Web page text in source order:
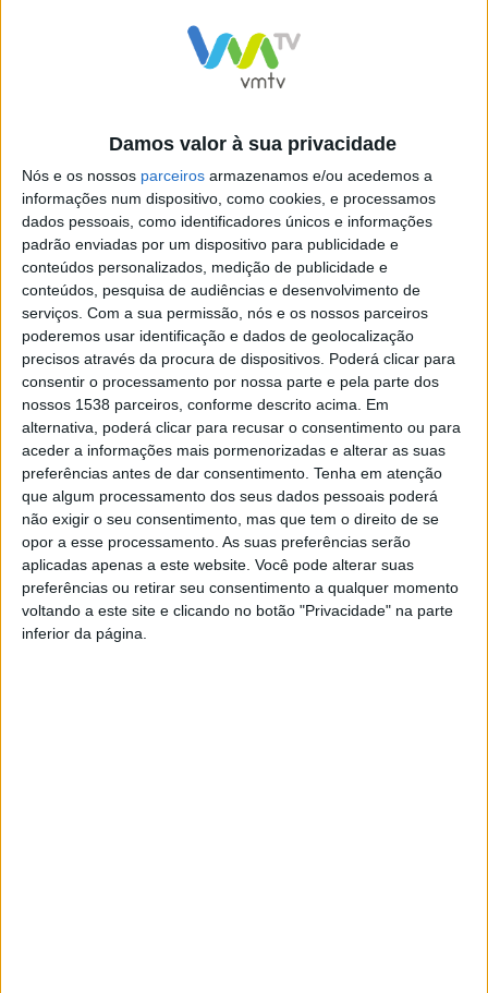
Damos valor à sua privacidade
Nós e os nossos parceiros armazenamos e/ou acedemos a
informações num dispositivo, como cookies, e processamos
dados pessoais, como identificadores únicos e informações
padrão enviadas por um dispositivo para publicidade e
conteúdos personalizados, medição de publicidade e
conteúdos, pesquisa de audiências e desenvolvimento de
serviços. Com a sua permissão, nós e os nossos parceiros
poderemos usar identificação e dados de geolocalização
precisos através da procura de dispositivos. Poderá clicar para
consentir o processamento por nossa parte e pela parte dos
nossos 1538 parceiros, conforme descrito acima. Em
alternativa, poderá clicar para recusar o consentimento ou para
aceder a informações mais pormenorizadas e alterar as suas
preferências antes de dar consentimento. Tenha em atenção
que algum processamento dos seus dados pessoais poderá
não exigir o seu consentimento, mas que tem o direito de se
opor a esse processamento. As suas preferências serão
aplicadas apenas a este website. Você pode alterar suas
preferências ou retirar seu consentimento a qualquer momento
voltando a este site e clicando no botão "Privacidade" na parte
inferior da página.
O Ricardo tem 24 anos e é portador de uma doença
neuromuscular designada “Atrofia Espinhal Tipo II”,
que o condicionou a uma cadeira de rodas desde tenra
uma forma de concretizar os seus sonhos,
nomeadamente, o desejo de ser jogador de futebol.
Mais do que assinalar o Dia Internacional da Pessoa
com Deficiência e o Dia Nacional da Pessoa com
Deficiência, comemorados, respetivamente, nos dias 3 e
9 de dezembro, pretendeu-se, de uma forma
consistente, educativa, humana e avaliativa, dar a
conhecer o território de Esposende, permitindo o seu
desfrute com o menor número de barreiras possível.